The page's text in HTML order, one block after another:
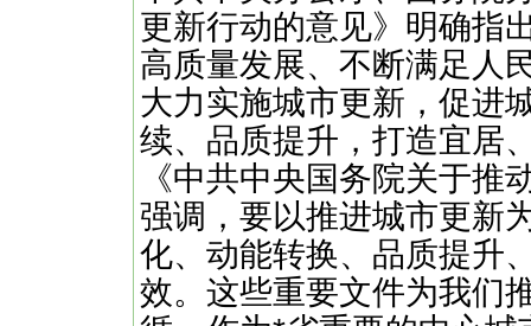
更新行动的意见》明确指
高质量发展、不断满足人
大力实施城市更新，促进
续、品质提升，打造宜居
《中共中央国务院关于推
强调，要以推进城市更新
化、动能转换、品质提升
效。这些重要文件为我们